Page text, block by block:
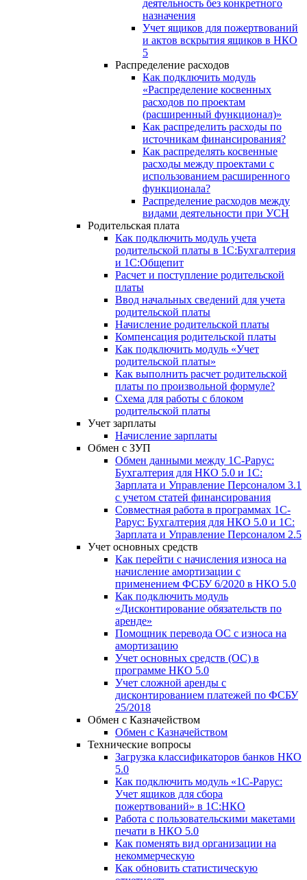
деятельность без конкретного
назначения
Учет ящиков для пожертвований
и актов вскрытия ящиков в НКО
5
Распределение расходов
Как подключить модуль
«Распределение косвенных
расходов по проектам
(расширенный функционал)»
Как распределить расходы по
источникам финансирования?
Как распределять косвенные
расходы между проектами с
использованием расширенного
функционала?
Распределение расходов между
видами деятельности при УСН
Родительская плата
Как подключить модуль учета
родительской платы в 1С:Бухгалтерия
и 1С:Общепит
Расчет и поступление родительской
платы
Ввод начальных сведений для учета
родительской платы
Начисление родительской платы
Компенсация родительской платы
Как подключить модуль «Учет
родительской платы»
Как выполнить расчет родительской
платы по произвольной формуле?
Схема для работы с блоком
родительской платы
Учет зарплаты
Начисление зарплаты
Обмен с ЗУП
Обмен данными между 1С-Рарус:
Бухгалтерия для НКО 5.0 и 1С:
Зарплата и Управление Персоналом 3.1
с учетом статей финансирования
Совместная работа в программах 1С-
Рарус: Бухгалтерия для НКО 5.0 и 1С:
Зарплата и Управление Персоналом 2.5
Учет основных средств
Как перейти с начисления износа на
начисление амортизации с
применением ФСБУ 6/2020 в НКО 5.0
Как подключить модуль
«Дисконтирование обязательств по
аренде»
Помощник перевода ОС с износа на
амортизацию
Учет основных средств (ОС) в
программе НКО 5.0
Учет сложной аренды с
дисконтированием платежей по ФСБУ
25/2018
Обмен с Казначейством
Обмен с Казначейством
Технические вопросы
Загрузка классификаторов банков НКО
5.0
Как подключить модуль «1С-Рарус:
Учет ящиков для сбора
пожертвований» в 1С:НКО
Работа с пользовательскими макетами
печати в НКО 5.0
Как поменять вид организации на
некоммерческую
Как обновить статистическую